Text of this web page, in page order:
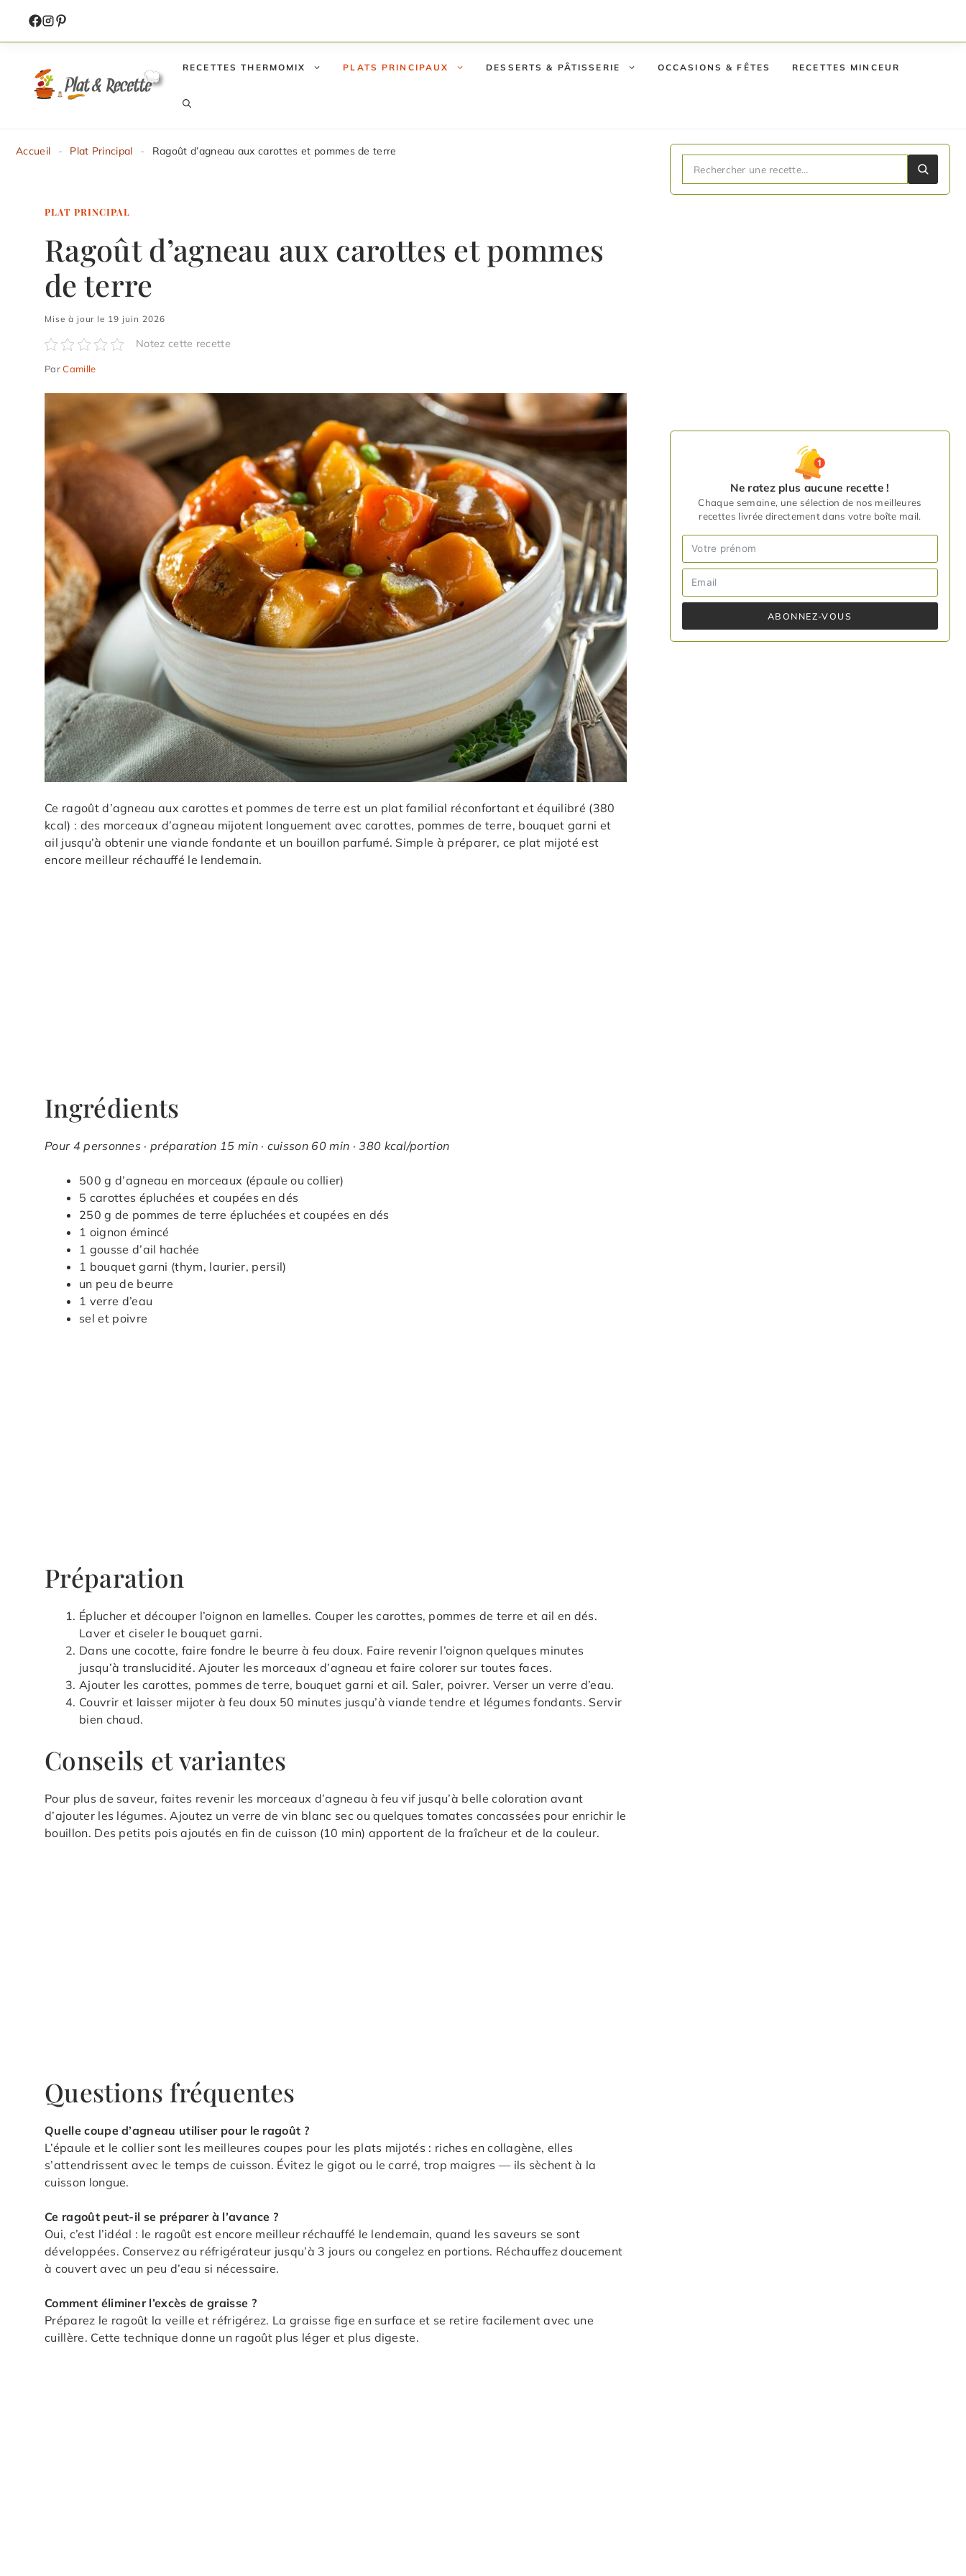
contenu
RECETTES THERMOMIX PLATS PRINCIPAUX DESSERTS & PÂTISSERIE OCCASIONS & FÊTES RECETTES MINCEUR
Accueil - Plat Principal - Ragoût d’agneau aux carottes et pommes de terre
PLAT PRINCIPAL
Ragoût d’agneau aux carottes et pommes
de terre
Mise à jour le 19 juin 2026
Notez cette recette
ParCamille
Ce ragoût d’agneau aux carottes et pommes de terre est un plat familial réconfortant et équilibré (380
kcal) : des morceaux d’agneau mijotent longuement avec carottes, pommes de terre, bouquet garni et
ail jusqu’à obtenir une viande fondante et un bouillon parfumé. Simple à préparer, ce plat mijoté est
encore meilleur réchauffé le lendemain.
Ingrédients
Pour 4 personnes · préparation 15 min · cuisson 60 min · 380 kcal/portion
500 g d’agneau en morceaux (épaule ou collier)
5 carottes épluchées et coupées en dés
250 g de pommes de terre épluchées et coupées en dés
1 oignon émincé
1 gousse d’ail hachée
1 bouquet garni (thym, laurier, persil)
un peu de beurre
1 verre d’eau
sel et poivre
Préparation
Éplucher et découper l’oignon en lamelles. Couper les carottes, pommes de terre et ail en dés.
Laver et ciseler le bouquet garni.
Dans une cocotte, faire fondre le beurre à feu doux. Faire revenir l’oignon quelques minutes
jusqu’à translucidité. Ajouter les morceaux d’agneau et faire colorer sur toutes faces.
Ajouter les carottes, pommes de terre, bouquet garni et ail. Saler, poivrer. Verser un verre d’eau.
Couvrir et laisser mijoter à feu doux 50 minutes jusqu’à viande tendre et légumes fondants. Servir
bien chaud.
Conseils et variantes
Pour plus de saveur, faites revenir les morceaux d’agneau à feu vif jusqu’à belle coloration avant
d’ajouter les légumes. Ajoutez un verre de vin blanc sec ou quelques tomates concassées pour enrichir le
bouillon. Des petits pois ajoutés en fin de cuisson (10 min) apportent de la fraîcheur et de la couleur.
Questions fréquentes
Quelle coupe d’agneau utiliser pour le ragoût ?
L’épaule et le collier sont les meilleures coupes pour les plats mijotés : riches en collagène, elles
s’attendrissent avec le temps de cuisson. Évitez le gigot ou le carré, trop maigres — ils sèchent à la
cuisson longue.
Ce ragoût peut-il se préparer à l’avance ?
Oui, c’est l’idéal : le ragoût est encore meilleur réchauffé le lendemain, quand les saveurs se sont
développées. Conservez au réfrigérateur jusqu’à 3 jours ou congelez en portions. Réchauffez doucement
à couvert avec un peu d’eau si nécessaire.
Comment éliminer l’excès de graisse ?
Préparez le ragoût la veille et réfrigérez. La graisse fige en surface et se retire facilement avec une
cuillère. Cette technique donne un ragoût plus léger et plus digeste.
Ne ratez plus aucune recette !
Chaque semaine, une sélection de nos meilleures
recettes livrée directement dans votre boîte mail.
ABONNEZ-VOUS